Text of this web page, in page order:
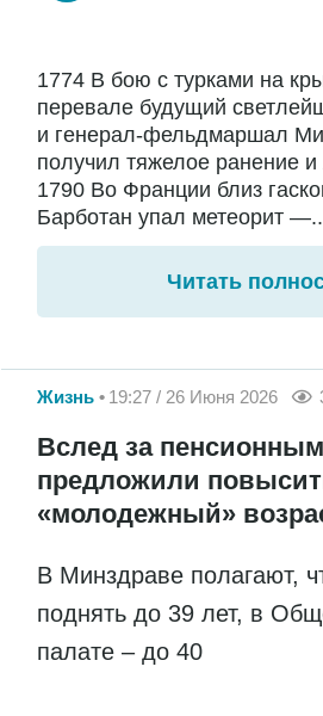
1774 В бою с турками на
перевале будущий
и генерал-фельдмаршал
получил тяжелое ранение
1790 Во Франции близ
Барботан упал метеорит
Читать
Жизнь 19:27 / 26 Июня 2026
Вслед за
предложили
«молодежный»
В Минздраве полагают,
поднять до 39 лет, в
палате – до 40